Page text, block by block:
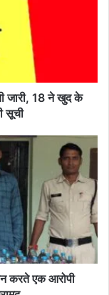
जारी, 18 ने खुद के
सूची
करते एक आरोपी